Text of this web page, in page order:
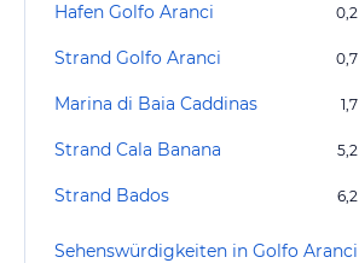
Hafen Golfo Aranci 0,2
Strand Golfo Aranci 0,7
Marina di Baia Caddinas 1,7
Strand Cala Banana 5,2
Strand Bados 6,2
Sehenswürdigkeiten in Golfo Aranci